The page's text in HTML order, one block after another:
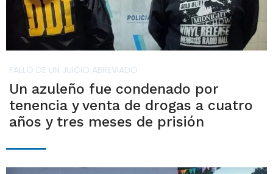
FALLO DE UN JUICIO ABREVIADO
Un azuleño fue condenado por
tenencia y venta de drogas a cuatro
años y tres meses de prisión